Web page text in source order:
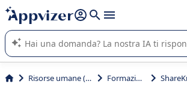
righe con
shift + enter
L'IA di Appvizer vi guida nell'utilizzo o nella scelta
software SaaS per la vostra azienda.
Risorse umane (HR) Formazione